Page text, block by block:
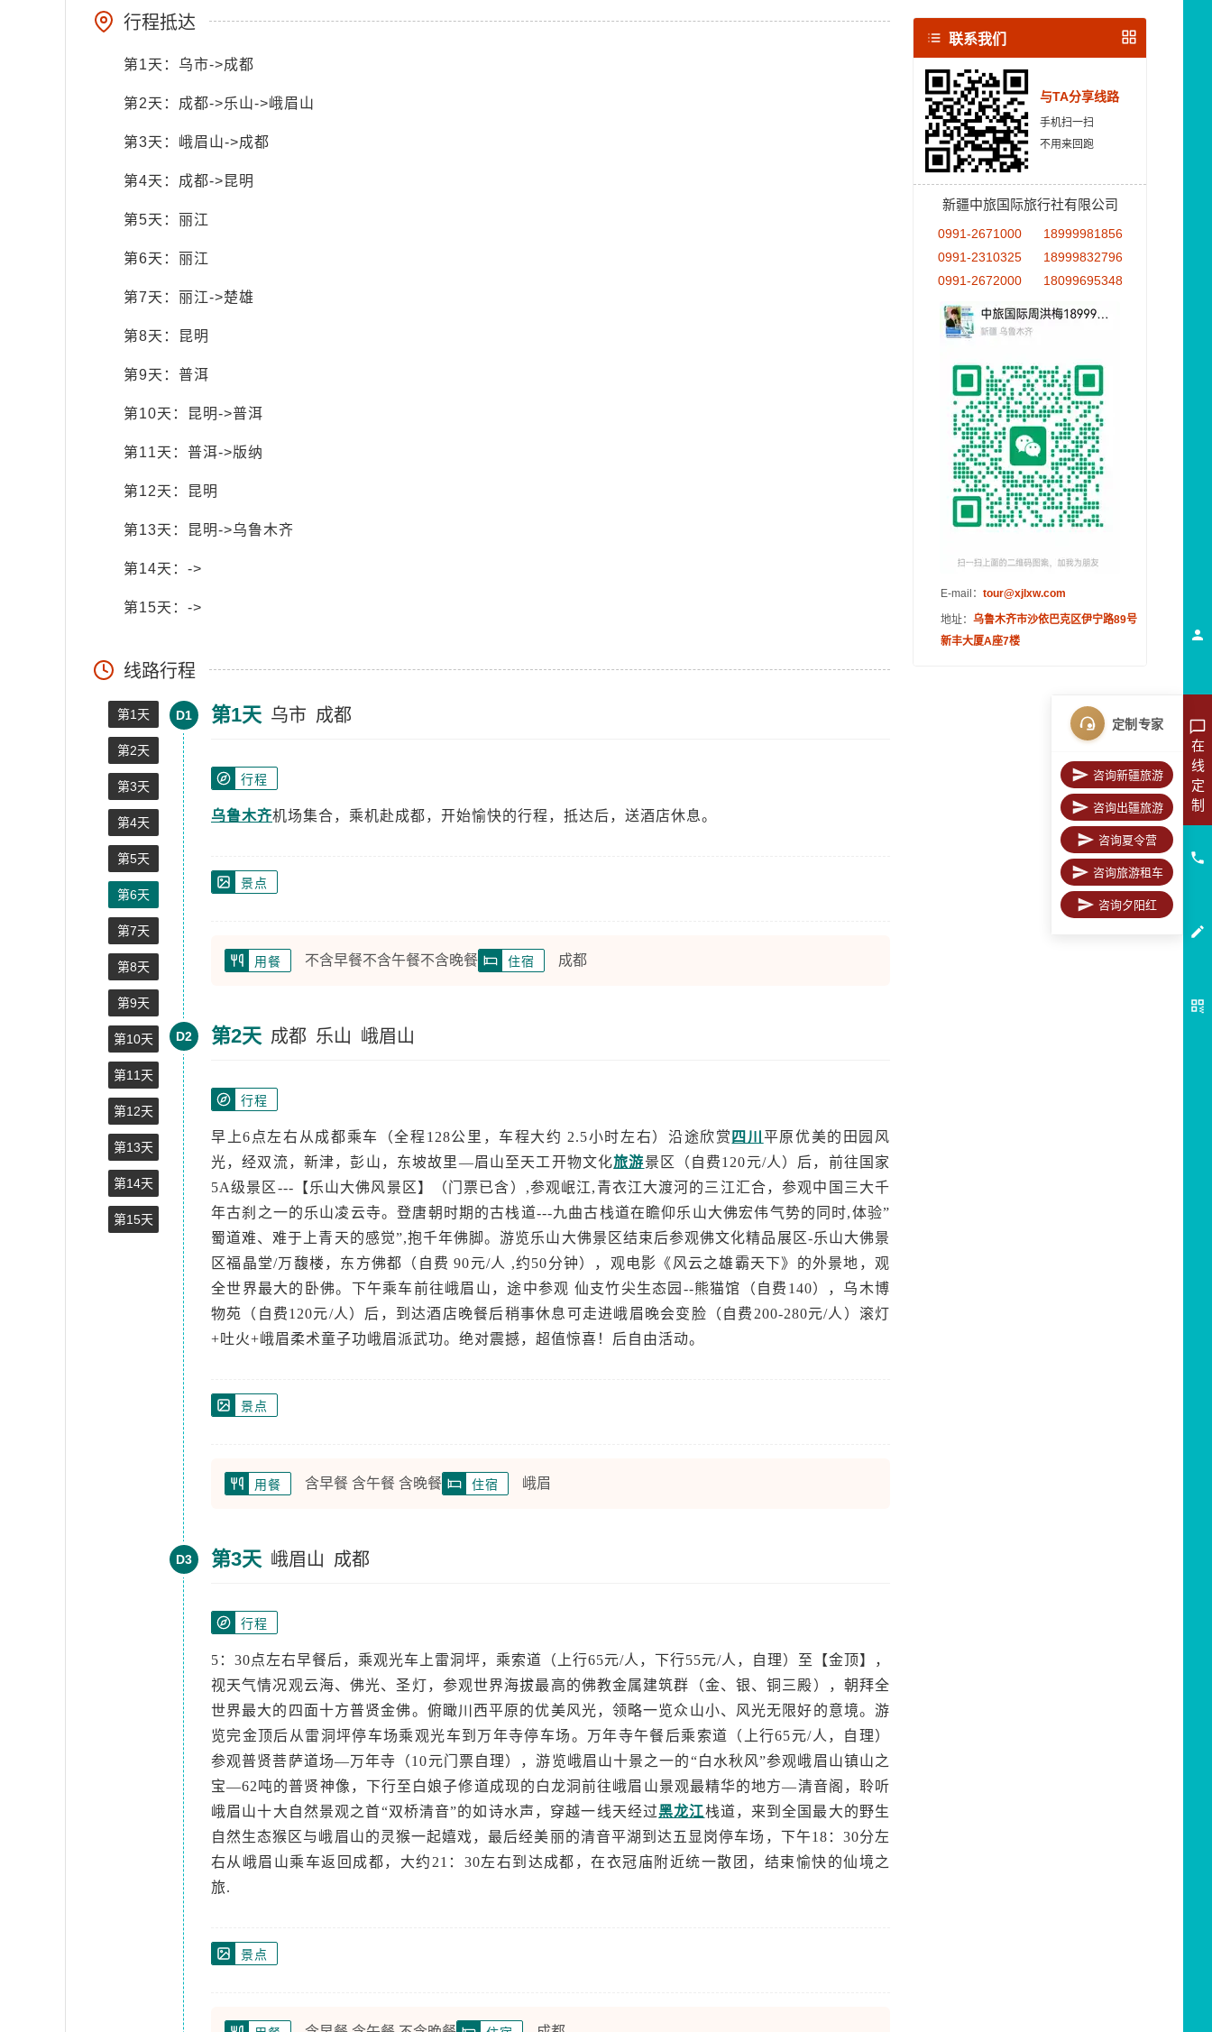
行程抵达
第1天：乌市->成都
第2天：成都->乐山->峨眉山
第3天：峨眉山->成都
第4天：成都->昆明
第5天：丽江
第6天：丽江
第7天：丽江->楚雄
第8天：昆明
第9天：普洱
第10天：昆明->普洱
第11天：普洱->版纳
第12天：昆明
第13天：昆明->乌鲁木齐
第14天：->
第15天：->
线路行程
第1天
第2天
第3天
第4天
第5天
第6天
第7天
第8天
第9天
第10天
第11天
第12天
第13天
第14天
第15天
D1 第1天 乌市 成都
行程
乌鲁木齐机场集合，乘机赴成都，开始愉快的行程，抵达后，送酒店休息。
景点
用餐 不含早餐不含午餐不含晚餐 住宿 成都
D2 第2天 成都 乐山 峨眉山
行程
早上6点左右从成都乘车（全程128公里，车程大约 2.5小时左右）沿途欣赏 四川 平原优美的田园风
光，经双流，新津，彭山，东坡故里—眉山至天工开物文化旅游景区（自费120元/人）后，前往国家
5A级景区---【乐山大佛风景区】（门票已含）,参观岷江,青衣江大渡河的三江汇合，参观中国三大千
年古刹之一的乐山凌云寺。登唐朝时期的古栈道---九曲古栈道在瞻仰乐山大佛宏伟气势的同时,体验”
蜀道难、难于上青天的感觉”,抱千年佛脚。游览乐山大佛景区结束后参观佛文化精品展区-乐山大佛景
区福晶堂/万馥楼，东方佛都（自费 90元/人 ,约50分钟），观电影《风云之雄霸天下》的外景地，观
全世界最大的卧佛。下午乘车前往峨眉山，途中参观 仙支竹尖生态园--熊猫馆（自费140），乌木博
物苑（自费120元/人）后，到达酒店晚餐后稍事休息可走进峨眉晚会变脸（自费200-280元/人）滚灯
+吐火+峨眉柔术童子功峨眉派武功。绝对震撼，超值惊喜！后自由活动。
景点
用餐 含早餐 含午餐 含晚餐 住宿 峨眉
D3 第3天 峨眉山 成都
行程
5：30点左右早餐后，乘观光车上雷洞坪，乘索道（上行65元/人，下行55元/人，自理）至【金顶】，
视天气情况观云海、佛光、圣灯，参观世界海拔最高的佛教金属建筑群（金、银、铜三殿），朝拜全
世界最大的四面十方普贤金佛。俯瞰川西平原的优美风光，领略一览众山小、风光无限好的意境。游
览完金顶后从雷洞坪停车场乘观光车到万年寺停车场。万年寺午餐后乘索道（上行65元/人，自理）
参观普贤菩萨道场—万年寺（10元门票自理），游览峨眉山十景之一的“白水秋风”参观峨眉山镇山之
宝—62吨的普贤神像，下行至白娘子修道成现的白龙洞前往峨眉山景观最精华的地方—清音阁，聆听
峨眉山十大自然景观之首“双桥清音”的如诗水声，穿越一线天经过黑龙江栈道，来到全国最大的野生
自然生态猴区与峨眉山的灵猴一起嬉戏，最后经美丽的清音平湖到达五显岗停车场，下午18：30分左
右从峨眉山乘车返回成都，大约21：30左右到达成都，在衣冠庙附近统一散团，结束愉快的仙境之
旅.
景点
联系我们
与TA分享线路
手机扫一扫
不用来回跑
新疆中旅国际旅行社有限公司
0991-2671000
18999981856
0991-2310325
18999832796
0991-2672000
18099695348
E-mail： tour@xjlxw.com
地址： 乌鲁木齐市沙依巴克区伊宁路89号
新丰大厦A座7楼
在
线
定
制
定制专家
咨询新疆旅游
咨询出疆旅游
咨询夏令营
咨询旅游租车
咨询夕阳红